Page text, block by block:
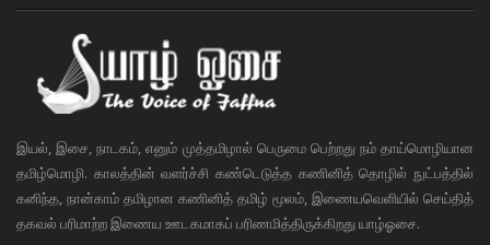
இயல், இசை, நாடகம், எனும் முத்தமிழால் பெருமை பெற்றது நம் தாய்மொழியான
தமிழ்மொழி. காலத்தின் வளர்ச்சி கண்டெடுத்த கணினித் தொழில் நுட்பத்தில்
கனிந்த, நான்காம் தமிழான கணினித் தமிழ் மூலம், இணையவெளியில் செய்தித்
தகவல் பரிமாற்ற இணைய ஊடகமாகப் பரிணமித்திருக்கிறது யாழ்ஓசை.